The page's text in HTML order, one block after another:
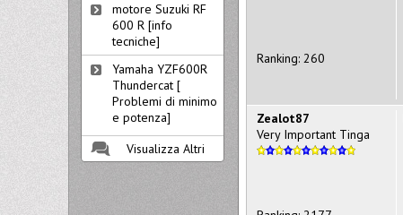
Ranking: 260
Zealot87
Very Important Tinga
motore Suzuki RF
600 R [info
tecniche]
Yamaha YZF600R
Thundercat [
Problemi di minimo
e potenza]
Visualizza Altri